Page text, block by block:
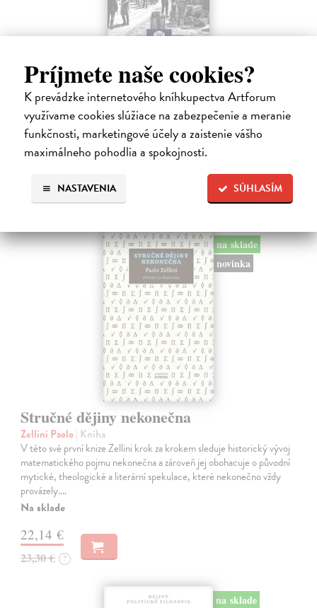
Príjmete naše cookies?
K prevádzke internetového kníhkupectva Artforum
využívame cookies slúžiace na zabezpečenie a meranie
funkčnosti, marketingové účely a zaistenie vášho
maximálneho pohodlia a spokojnosti.
SÚHLASÍM
NASTAVENIA
Tocqueville Alexis de| Kniha
První český překlad méně známého díla jedné z nejvýznamnějších
osobností evropské politické filosofie 19. století je doplněn obšírnými
komentáři Ivo Budila, Jana Kellera a Gertrudy Himmelfalberové.
Od…
Na sklade
6,60 €
na sklade
novinka
Stručné dějiny nekonečna
Zellini Paolo| Kniha
V této své první knize Zellini krok za krokem sleduje historický vývoj
matematického pojmu nekonečna a zároveň jej obohacuje o původní
mytické, theologické a literární spekulace, které nekonečno vždy
provázely.…
Na sklade
22,14 €
23,30 € ?
na sklade